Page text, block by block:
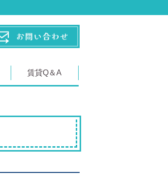
賃貸Q＆A